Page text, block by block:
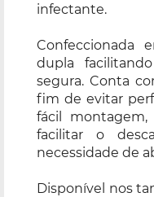
infectante.
Confeccionada
dupla
segura. Conta
fim de evitar
fácil
facilitar o
necessidade de
Disponível nos